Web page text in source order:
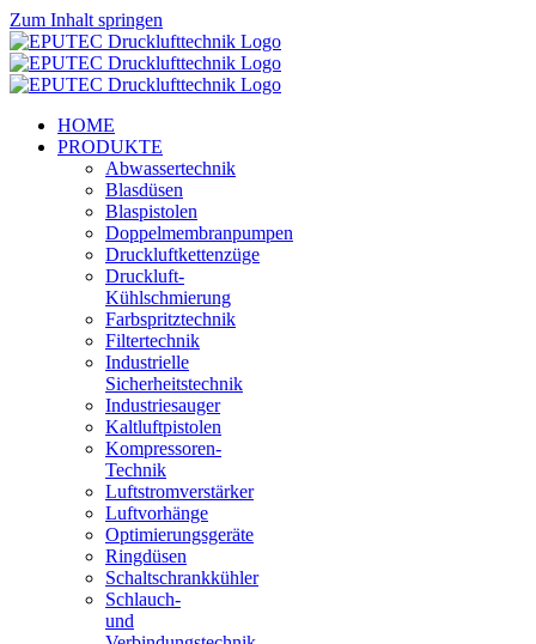
Zum Inhalt springen
HOME
PRODUKTE
Abwassertechnik
Blasdüsen
Blaspistolen
Doppelmembranpumpen
Druckluftkettenzüge
Druckluft-
Kühlschmierung
Farbspritztechnik
Filtertechnik
Industrielle
Sicherheitstechnik
Industriesauger
Kaltluftpistolen
Kompressoren-
Technik
Luftstromverstärker
Luftvorhänge
Optimierungsgeräte
Ringdüsen
Schaltschrankkühler
Schlauch-
und